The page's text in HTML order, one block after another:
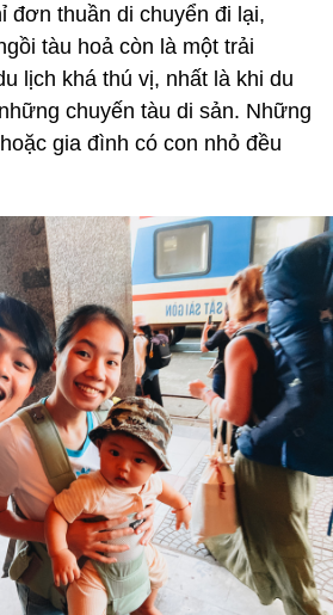
đơn thuần di chuyển đi lại,
tàu hoả còn là một trải
lịch khá thú vị, nhất là khi du
chuyến tàu di sản. Những
gia đình có con nhỏ đều